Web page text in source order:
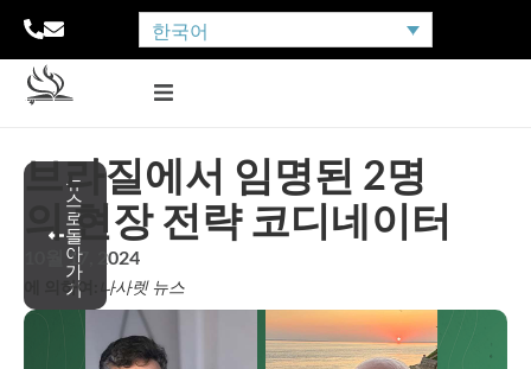
한국어
뉴
스
로
돌
아
가
기
브라질에서 임명된 2명
의 현장 전략 코디네이터
10월 17, 2024
에 의하여: 나사렛 뉴스